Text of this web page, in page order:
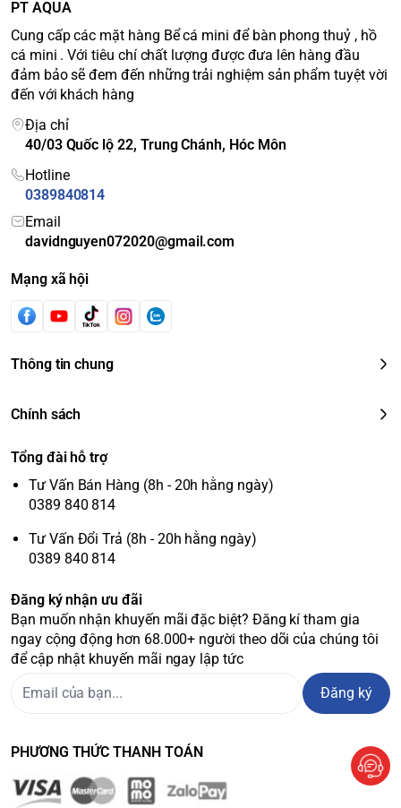
PT AQUA
Cung cấp các mặt hàng Bể cá mini để bàn phong thuỷ , hồ
cá mini . Với tiêu chí chất lượng được đưa lên hàng đầu
đảm bảo sẽ đem đến những trải nghiệm sản phẩm tuyệt vời
đến với khách hàng
Địa chỉ
40/03 Quốc lộ 22, Trung Chánh, Hóc Môn
Hotline
0389840814
Email
davidnguyen072020@gmail.com
Mạng xã hội
Thông tin chung
Chính sách
Tổng đài hỗ trợ
Tư Vấn Bán Hàng (8h - 20h hằng ngày)
0389 840 814
Tư Vấn Đổi Trả (8h - 20h hằng ngày)
0389 840 814
Đăng ký nhận ưu đãi
Bạn muốn nhận khuyến mãi đặc biệt? Đăng kí tham gia
ngay cộng động hơn 68.000+ người theo dõi của chúng tôi
để cập nhật khuyến mãi ngay lập tức
Đăng ký
PHƯƠNG THỨC THANH TOÁN